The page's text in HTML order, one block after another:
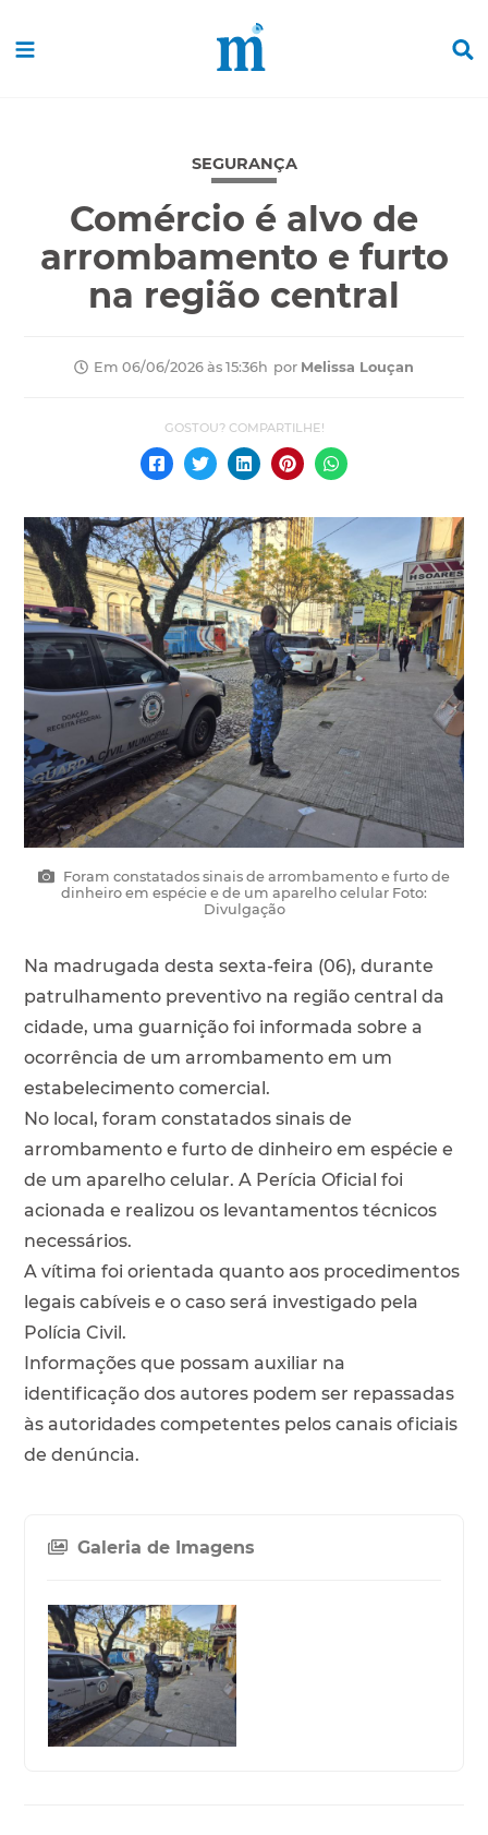
SEGURANÇA
Comércio é alvo de
arrombamento e furto
na região central
Em 06/06/2026 às 15:36h por Melissa Louçan
Foram constatados sinais de arrombamento e furto de
dinheiro em espécie e de um aparelho celular Foto:
Divulgação
Na madrugada desta sexta-feira (06), durante
patrulhamento preventivo na região central da
cidade, uma guarnição foi informada sobre a
ocorrência de um arrombamento em um
estabelecimento comercial.
No local, foram constatados sinais de
arrombamento e furto de dinheiro em espécie e
de um aparelho celular. A Perícia Oficial foi
acionada e realizou os levantamentos técnicos
necessários.
A vítima foi orientada quanto aos procedimentos
legais cabíveis e o caso será investigado pela
Polícia Civil.
Informações que possam auxiliar na
identificação dos autores podem ser repassadas
às autoridades competentes pelos canais oficiais
de denúncia.
Galeria de Imagens